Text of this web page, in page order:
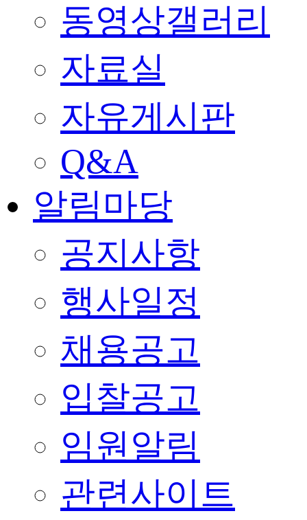
동영상갤러리
자료실
자유게시판
Q&A
알림마당
공지사항
행사일정
채용공고
입찰공고
임원알림
관련사이트